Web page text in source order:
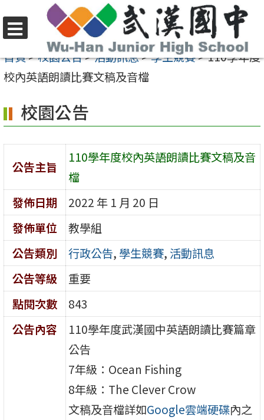
至
要
容
區
選
單
首頁>校園公告>活動訊息>學生競賽>110學年度
校內英語朗讀比賽文稿及音檔
校園公告
公告主旨
110學年度校內英語朗讀比賽文稿及音
檔
發佈日期
2022 年 1 月 20 日
發佈單位
教學組
公告類別
行政公告, 學生競賽, 活動訊息
公告等級
重要
點閱次數
843
公告內容
110學年度武漢國中英語朗讀比賽篇章
公告
7年級：Ocean Fishing
8年級：The Clever Crow
文稿及音檔詳如Google雲端硬碟內之